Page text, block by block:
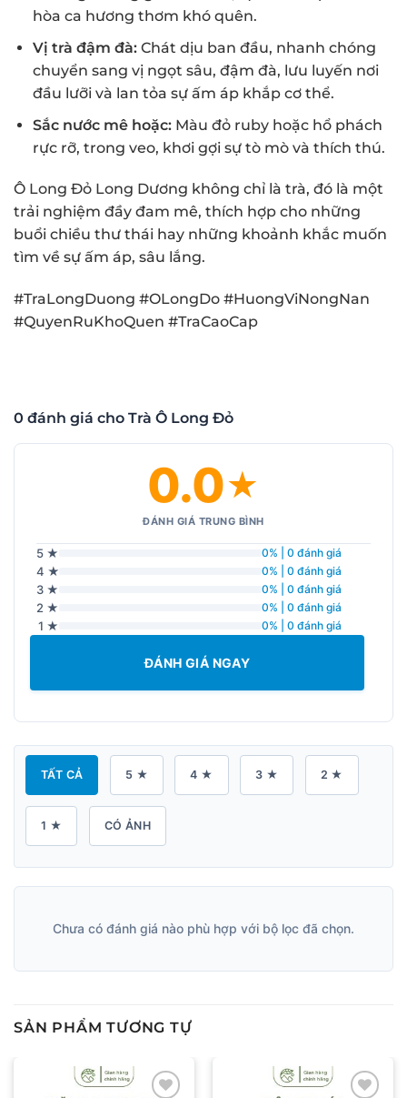
hòa ca hương thơm khó quên.
Vị trà đậm đà:Chát dịu ban đầu, nhanh chóng
chuyển sang vị ngọt sâu, đậm đà, lưu luyến nơi
đầu lưỡi và lan tỏa sự ấm áp khắp cơ thể.
Sắc nước mê hoặc:Màu đỏ ruby hoặc hổ phách
rực rỡ, trong veo, khơi gợi sự tò mò và thích thú.
Ô Long Đỏ Long Dương không chỉ là trà, đó là một
trải nghiệm đầy đam mê, thích hợp cho những
buổi chiều thư thái hay những khoảnh khắc muốn
tìm về sự ấm áp, sâu lắng.
#TraLongDuong #OLongDo #HuongViNongNan
#QuyenRuKhoQuen #TraCaoCap
0 đánh giá cho Trà Ô Long Đỏ
0.0★
ĐÁNH GIÁ TRUNG BÌNH
5 ★ 0% | 0 đánh giá
4 ★ 0% | 0 đánh giá
3 ★ 0% | 0 đánh giá
2 ★ 0% | 0 đánh giá
1 ★ 0% | 0 đánh giá
ĐÁNH GIÁ NGAY
TẤT CẢ 5 ★ 4 ★ 3 ★ 2 ★
1 ★ CÓ ẢNH
Chưa có đánh giá nào phù hợp với bộ lọc đã chọn.
SẢN PHẨM TƯƠNG TỰ